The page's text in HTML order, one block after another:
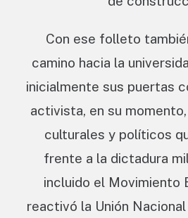
Con ese folleto
camino hacia la
inicialmente sus puertas
activista, en su
culturales y políticos
frente a la dictadura
incluido el Movimiento
reactivó la Unión